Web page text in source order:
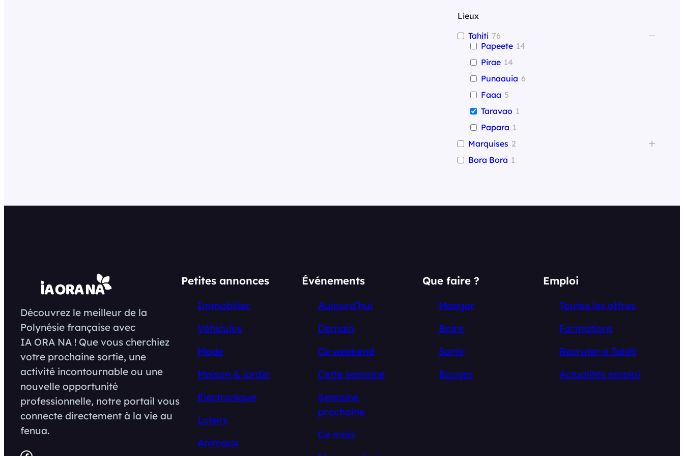
Lieux
Tahiti 76
Papeete 14
Pirae 14
Punaauia 6
Faaa 5
Taravao 1
Papara 1
Marquises 2
Bora Bora 1
Découvrez le meilleur de la
Polynésie française avec
IA ORA NA ! Que vous cherchiez
votre prochaine sortie, une
activité incontournable ou une
nouvelle opportunité
professionnelle, notre portail vous
connecte directement à la vie au
fenua.
Petites annonces
Immobilier
Véhicules
Mode
Maison & jardin
Electronique
Loisirs
Animaux
Événements
Aujourd’hui
Demain
Ce weekend
Cette semaine
Semaine
prochaine
Ce mois
Que faire ?
Manger
Boire
Sortir
Bouger
Emploi
Toutes les offres
Formations
Recruter à Tahiti
Actualités emploi